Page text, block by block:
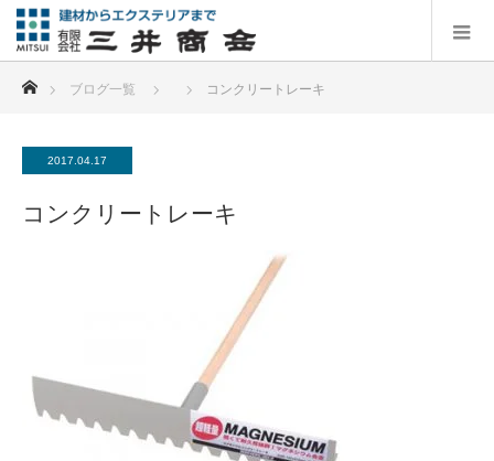
ブログ一覧 コンクリートレーキ
2017.04.17
コンクリートレーキ